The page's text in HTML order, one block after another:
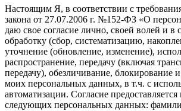
Настоящим Я, в соответствии с
закона от 27.07.2006 г. №152-ФЗ «О
даю свое согласие лично, своей волей и в
обработку (сбор, систематизацию,
уточнение (обновление, изменение),
распространение, передачу (включая
передачу), обезличивание, блокирование
моих персональных данных, в т.ч. с
автоматизации. Согласие
следующих персональных данных: